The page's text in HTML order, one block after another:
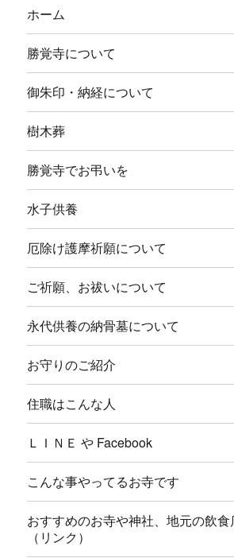
ホーム
勝覚寺について
御朱印・納経について
樹木葬
勝覚寺でお弔いを
水子供養
厄除け護摩祈願について
ご祈願、お祓いについて
永代供養の納骨墓について
お守りのご紹介
住職はこんな人
ＬＩＮＥ や Facebook
こんな事やってるお寺です
おすすめのお寺や神社、地元の飲
（リンク）